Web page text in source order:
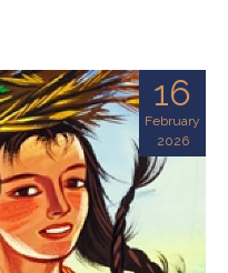
16
February
2026